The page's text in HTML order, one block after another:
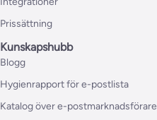
Prissättning
Kunskapshubb
Blogg
Hygienrapport för e-postlista
Katalog över e-postmarknadsförare